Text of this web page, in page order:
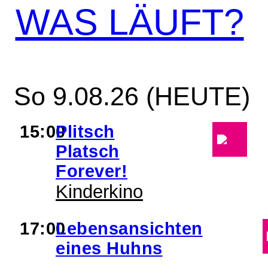
WAS LÄUFT?
So 9.08.26 (HEUTE)
15:00Plitsch
Platsch
Forever!
Kinderkino
17:00Lebensansichten
eines Huhns